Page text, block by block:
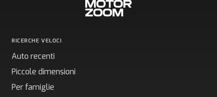
RICERCHE VELOCI
Auto recenti
Piccole dimensioni
Per famiglie